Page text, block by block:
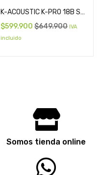
K-ACOUSTIC K-PRO 18B SUBAJO ACTIVO 18
$599.900 $649.900 IVA
incluido
Somos tienda online